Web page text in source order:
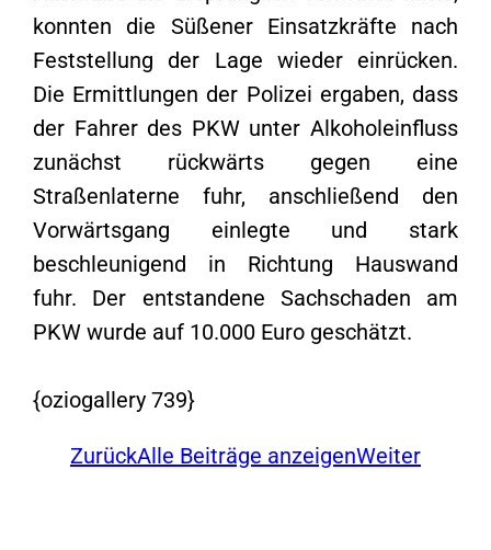
konnten die Süßener Einsatzkräfte nach
Feststellung der Lage wieder einrücken.
Die Ermittlungen der Polizei ergaben, dass
der Fahrer des PKW unter Alkoholeinfluss
zunächst rückwärts gegen eine
Straßenlaterne fuhr, anschließend den
Vorwärtsgang einlegte und stark
beschleunigend in Richtung Hauswand
fuhr. Der entstandene Sachschaden am
PKW wurde auf 10.000 Euro geschätzt.
{oziogallery 739}
ZurückAlle Beiträge anzeigenWeiter